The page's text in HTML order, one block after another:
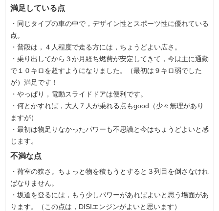
満足している点
・同じタイプの車の中で，デザイン性とスポーツ性に優れている
点。
・普段は，４人程度で走る方には，ちょうどよい広さ。
・乗り出してから３か月経ち燃費が安定してきて，今は主に通勤
で１０キロを超すようになりました。（最初は９キロ弱でした
が）満足です！
・やっぱり，電動スライドドアは便利です。
・何とかすれば，大人７人が乗れる点もgood（少々無理があり
ますが）
・最初は物足りなかったパワーも不思議と今はちょうどよいと感
じます。
不満な点
・荷室の狭さ。ちょっと物を積もうとすると３列目を倒さなけれ
ばなりません。
・坂道を登るには，もう少しパワーがあればよいと思う場面があ
ります。（この点は，DISIエンジンがよいと思います）